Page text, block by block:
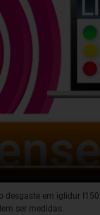
desgaste em iglidur
ser medidas.